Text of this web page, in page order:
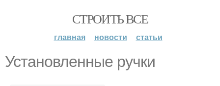
СТРОИТЬ ВСЕ
главная новости статьи
Установленные ручки